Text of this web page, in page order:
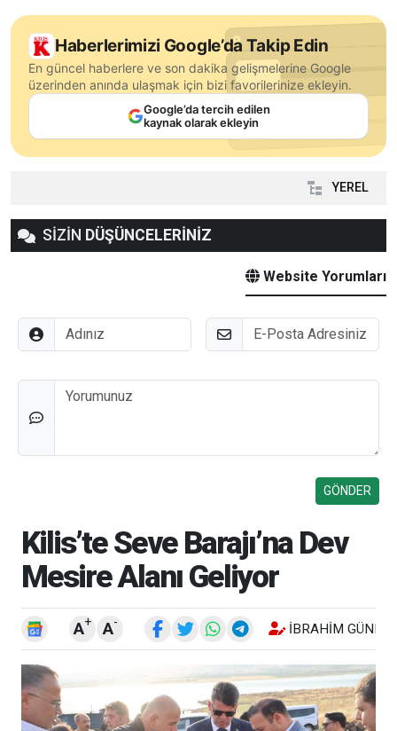
Haberlerimizi Google’da Takip Edin
En güncel haberlere ve son dakika gelişmelerine Google
üzerinden anında ulaşmak için bizi favorilerinize ekleyin.
Google’da tercih edilen
kaynak olarak ekleyin
YEREL
SİZİN DÜŞÜNCELERİNİZ
Website Yorumları
Adınız E-Posta
Düşünceleriniz
Kilis’te Seve Barajı’na Dev
Mesire Alanı Geliyor
A+ A- İBRAHIM GÜNEŞ